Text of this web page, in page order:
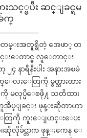
သင့္ၿပီး ဆင္ျခင္ရမ
က္
မဲတမ္းအတူရွိတဲ့ အေဖာ္ တ
င္းေတာင္မွ လူေကာင္း
နာရီနီးပါး အနားအၿမဲ
းေတြကို မွတ္သားထား
မလုပ္မိေစဖို႔ သတိထား
အိပ္ျခင္း ဖုန္းဆိုတာဟာ
တြကို ကူးေျပာင္းေပး
ဆိုလိုခ်င္တာက ဖုန္းကေန ေ